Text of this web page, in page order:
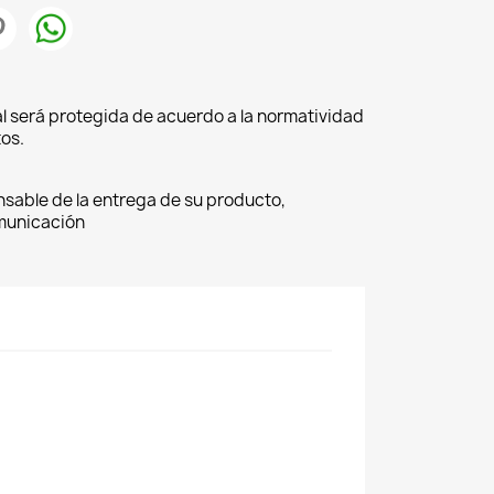
será protegida de acuerdo a la normatividad
de la entrega de su producto,